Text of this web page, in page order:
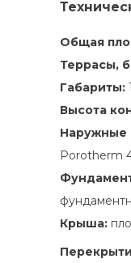
Общая
Террасы,
Габариты:
Высота
Наружные
Porotherm
Крыша: